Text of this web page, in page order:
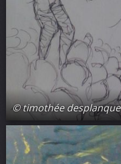
© timothée desplanque